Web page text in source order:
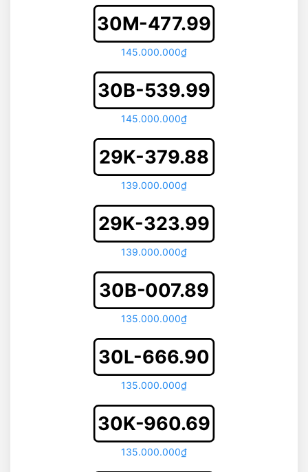
30M-477.99
145.000.000₫
30B-539.99
145.000.000₫
29K-379.88
139.000.000₫
29K-323.99
139.000.000₫
30B-007.89
135.000.000₫
30L-666.90
135.000.000₫
30K-960.69
135.000.000₫